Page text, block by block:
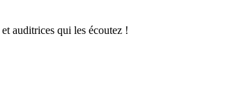
auditrices qui les écoutez !